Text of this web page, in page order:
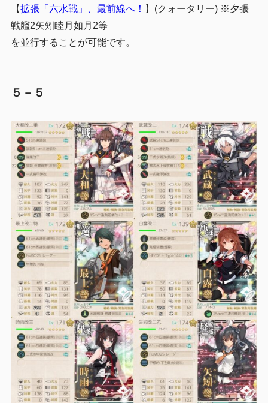
【拡張「六水戦」、最前線へ！ 】(クォータリー) ※夕張
戦艦2矢矧睦月如月2等
を並行することが可能です。
５－５